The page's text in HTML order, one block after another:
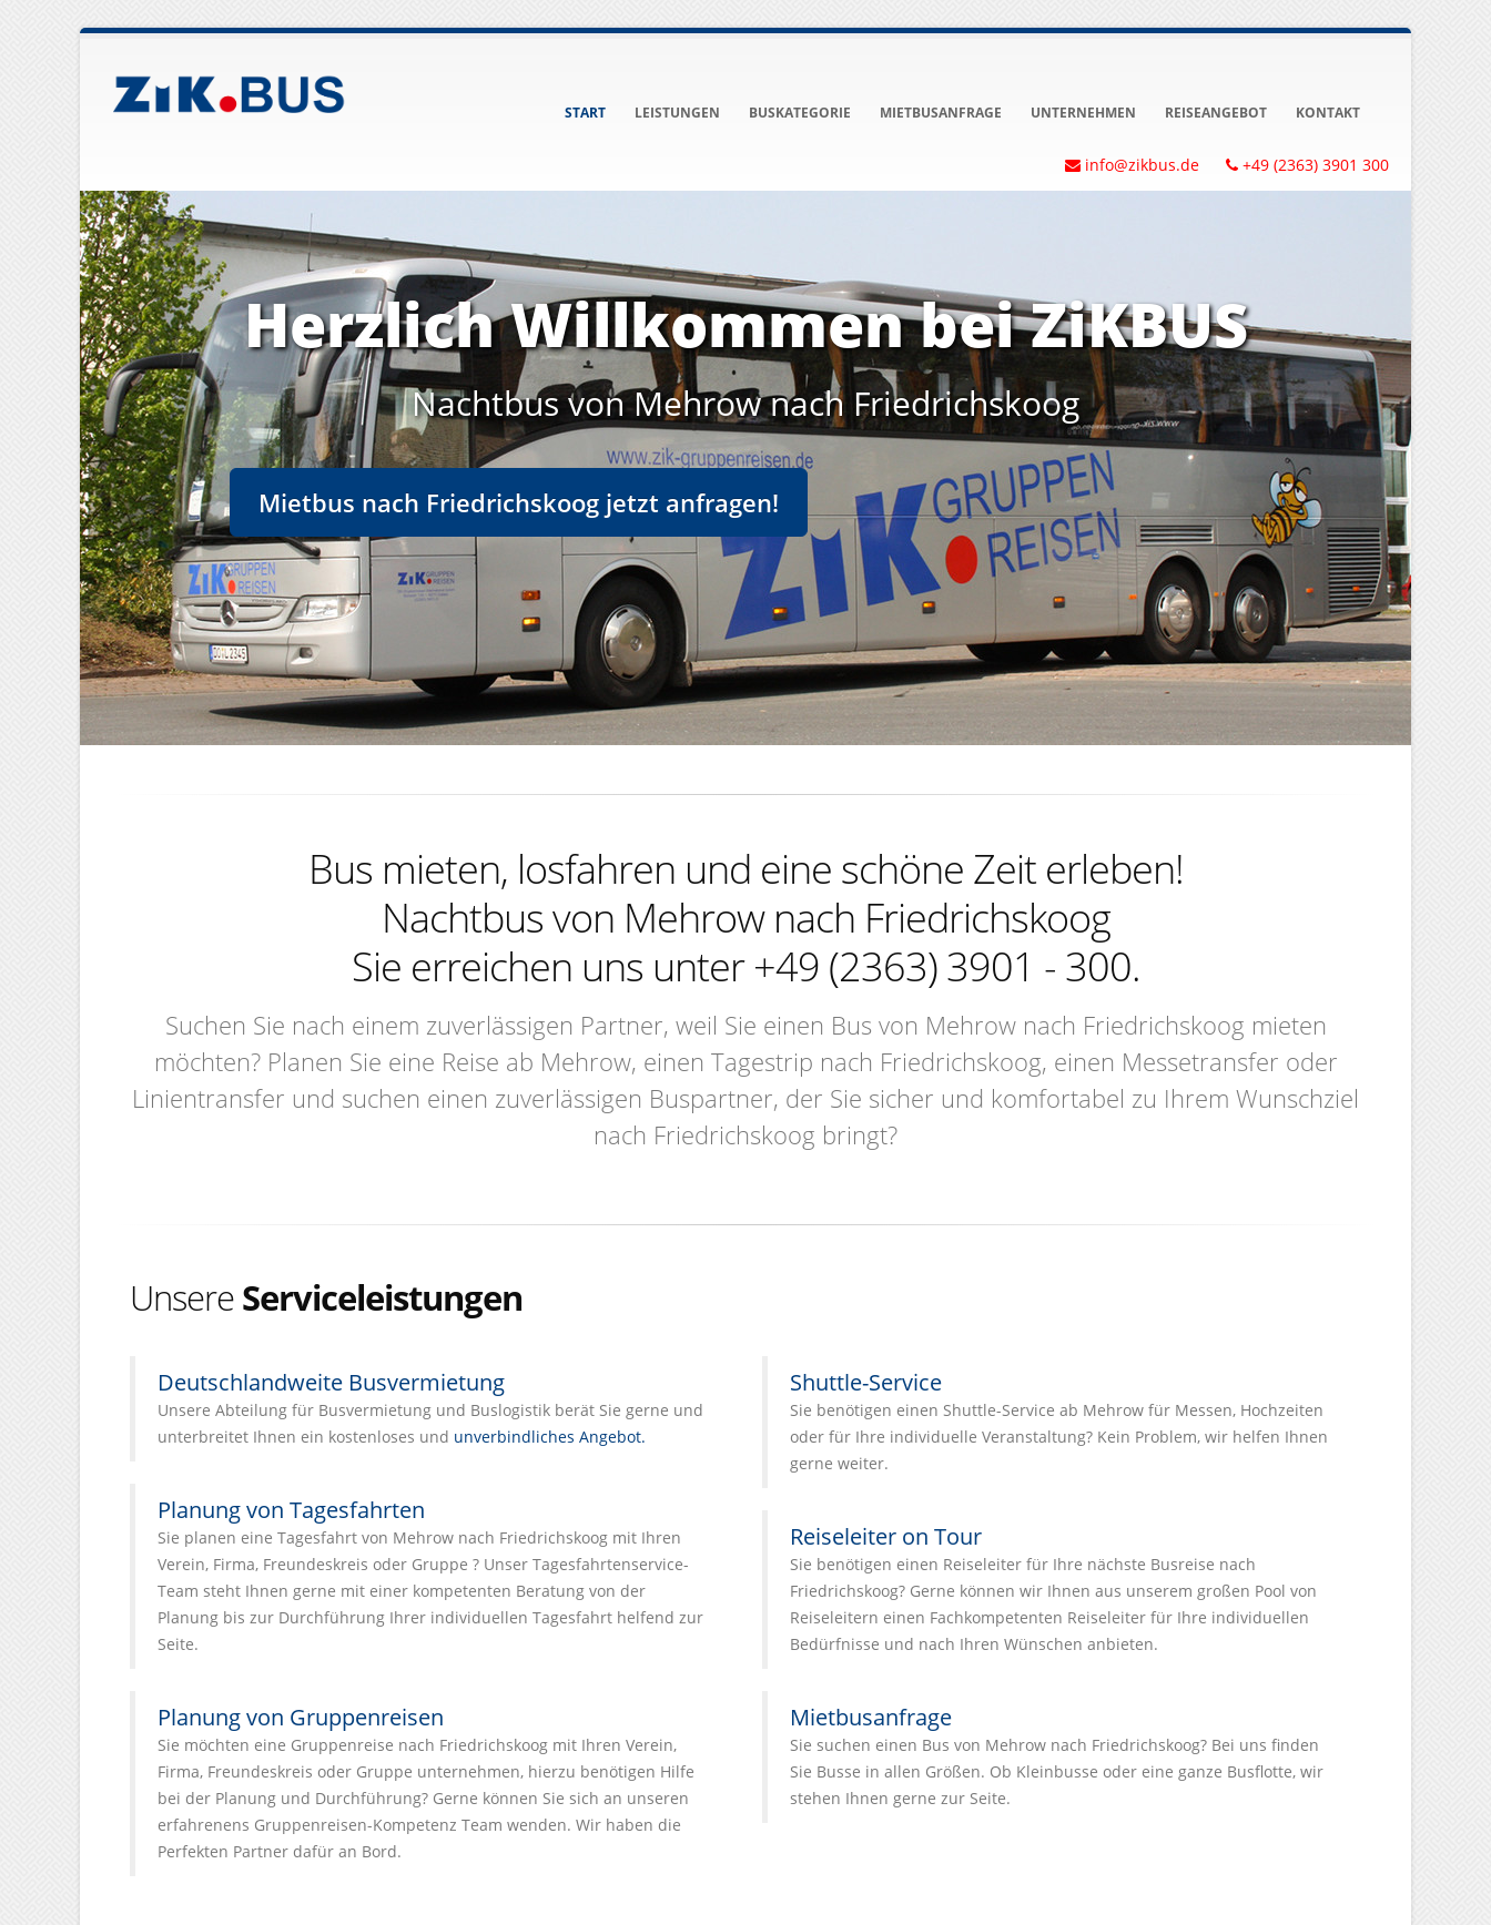
START LEISTUNGEN BUSKATEGORIE MIETBUSANFRAGE UNTERNEHMEN REISEANGEBOT KONTAKT
info@zikbus.de +49 (2363) 3901 300
Herzlich Willkommen bei ZiKBUS
Nachtbus von Mehrow nach Friedrichskoog
Mietbus nach Friedrichskoog jetzt anfragen!
Bus mieten, losfahren und eine schöne Zeit erleben!
Nachtbus von Mehrow nach Friedrichskoog
Sie erreichen uns unter +49 (2363) 3901 - 300.
Suchen Sie nach einem zuverlässigen Partner, weil Sie einen Bus von Mehrow nach Friedrichskoog mieten
möchten? Planen Sie eine Reise ab Mehrow, einen Tagestrip nach Friedrichskoog, einen Messetransfer oder
Linientransfer und suchen einen zuverlässigen Buspartner, der Sie sicher und komfortabel zu Ihrem Wunschziel
nach Friedrichskoog bringt?
UnsereServiceleistungen
Deutschlandweite Busvermietung
Unsere Abteilung für Busvermietung und Buslogistik berät Sie gerne und
unterbreitet Ihnen ein kostenloses und unverbindliches Angebot.
Planung von Tagesfahrten
Sie planen eine Tagesfahrt von Mehrow nach Friedrichskoog mit Ihren
Verein, Firma, Freundeskreis oder Gruppe ? Unser Tagesfahrtenservice-
Team steht Ihnen gerne mit einer kompetenten Beratung von der
Planung bis zur Durchführung Ihrer individuellen Tagesfahrt helfend zur
Seite.
Planung von Gruppenreisen
Sie möchten eine Gruppenreise nach Friedrichskoog mit Ihren Verein,
Firma, Freundeskreis oder Gruppe unternehmen, hierzu benötigen Hilfe
bei der Planung und Durchführung? Gerne können Sie sich an unseren
erfahrenens Gruppenreisen-Kompetenz Team wenden. Wir haben die
Perfekten Partner dafür an Bord.
Shuttle-Service
Sie benötigen einen Shuttle-Service ab Mehrow für Messen, Hochzeiten
oder für Ihre individuelle Veranstaltung? Kein Problem, wir helfen Ihnen
gerne weiter.
Reiseleiter on Tour
Sie benötigen einen Reiseleiter für Ihre nächste Busreise nach
Friedrichskoog? Gerne können wir Ihnen aus unserem großen Pool von
Reiseleitern einen Fachkompetenten Reiseleiter für Ihre individuellen
Bedürfnisse und nach Ihren Wünschen anbieten.
Mietbusanfrage
Sie suchen einen Bus von Mehrow nach Friedrichskoog? Bei uns finden
Sie Busse in allen Größen. Ob Kleinbusse oder eine ganze Busflotte, wir
stehen Ihnen gerne zur Seite.